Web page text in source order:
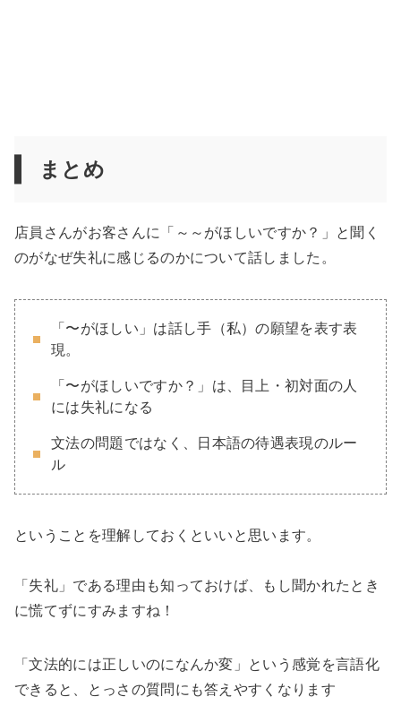
まとめ
店員さんがお客さんに「～～がほしいですか？」と聞く
のがなぜ失礼に感じるのかについて話しました。
「〜がほしい」は話し手（私）の願望を表す表
現。
「〜がほしいですか？」は、目上・初対面の人
には失礼になる
文法の問題ではなく、日本語の待遇表現のルー
ル
ということを理解しておくといいと思います。
「失礼」である理由も知っておけば、もし聞かれたとき
に慌てずにすみますね！
「文法的には正しいのになんか変」という感覚を言語化
できると、とっさの質問にも答えやすくなります